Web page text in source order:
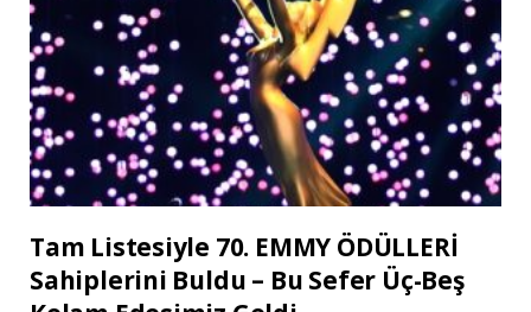
Tam Listesiyle 70. EMMY ÖDÜLLERİ
Sahiplerini Buldu – Bu Sefer Üç-Beş